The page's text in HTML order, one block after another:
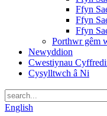
Ffyn
Ffyn
Ffyn
Porthwr gêm
Newyddion
Cwestiynau
Cysylltwch â Ni
English